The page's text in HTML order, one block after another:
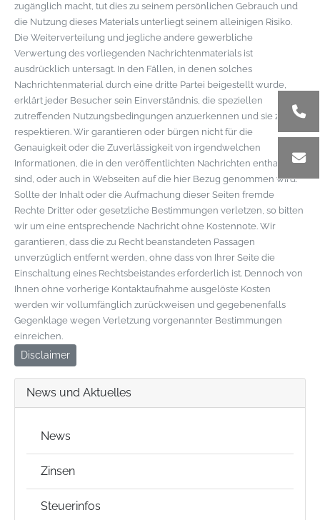
zugänglich macht, tut dies zu seinem persönlichen Gebrauch und
die Nutzung dieses Materials unterliegt seinem alleinigen Risiko.
Die Weiterverteilung und jegliche andere gewerbliche
Verwertung des vorliegenden Nachrichtenmaterials ist
ausdrücklich untersagt. In den Fällen, in denen solches
Nachrichtenmaterial durch eine dritte Partei beigestellt wurde,
erklärt jeder Besucher sein Einverständnis, die speziellen
zutreffenden Nutzungsbedingungen anzuerkennen und sie zu
respektieren. Wir garantieren oder bürgen nicht für die
Genauigkeit oder die Zuverlässigkeit von irgendwelchen
Informationen, die in den veröffentlichten Nachrichten enthalten
sind, oder auch in Webseiten auf die hier Bezug genommen wird.
Sollte der Inhalt oder die Aufmachung dieser Seiten fremde
Rechte Dritter oder gesetzliche Bestimmungen verletzen, so bitten
wir um eine entsprechende Nachricht ohne Kostennote. Wir
garantieren, dass die zu Recht beanstandeten Passagen
unverzüglich entfernt werden, ohne dass von Ihrer Seite die
Einschaltung eines Rechtsbeistandes erforderlich ist. Dennoch von
Ihnen ohne vorherige Kontaktaufnahme ausgelöste Kosten
werden wir vollumfänglich zurückweisen und gegebenenfalls
Gegenklage wegen Verletzung vorgenannter Bestimmungen
einreichen.
Disclaimer
News und Aktuelles
News
Zinsen
Steuerinfos